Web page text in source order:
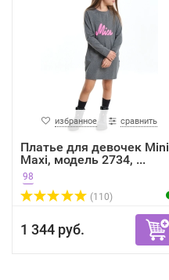
избранное сравнить
Платье для девочек Mini
Maxi, модель 2734, ...
98
(110)
1 344 руб.